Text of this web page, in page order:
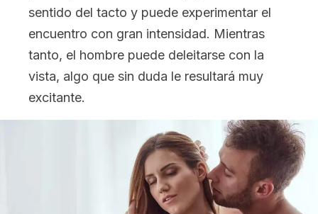
sentido del tacto y puede experimentar el
encuentro con gran intensidad. Mientras
tanto, el hombre puede deleitarse con la
vista, algo que sin duda le resultará muy
excitante.